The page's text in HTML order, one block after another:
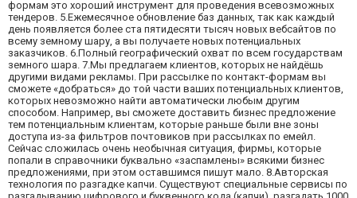
формам это хороший инструмент для проведения всевозможных
тендеров. 5.Ежемесячное обновление баз данных, так как каждый
день появляется более ста пятидесяти тысяч новых вебсайтов по
всему земному шару, а вы получаете новых потенциальных
заказчиков. 6.Полный географический охват по всем государствам
земного шара. 7.Мы предлагаем клиентов, которых не найдёшь
другими видами рекламы. При рассылке по контакт-формам вы
сможете «добраться» до той части ваших потенциальных клиентов,
которых невозможно найти автоматически любым другим
способом. Например, вы сможете доставить бизнес предложение
тем потенциальным клиентам, которые раньше были вне зоны
доступа из-за фильтров почтовиков при рассылках по емейл.
Сейчас сложилась очень необычная ситуация, фирмы, которые
попали в справочники буквально «заспамлены» всякими бизнес
предложениями, при этом оставшимся пишут мало. 8.Авторская
технология по разгадке капчи. Существуют специальные сервисы по